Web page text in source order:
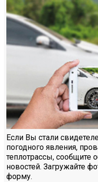
Если Вы стали
погодного явления,
теплотрассы, сообщите
новостей. Загружайте
форму.